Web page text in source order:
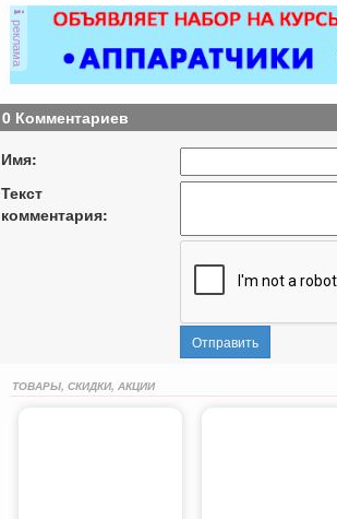
реклама
0 Комментариев
Имя:
Текст
комментария:
Отправить
ТОВАРЫ, СКИДКИ, АКЦИИ